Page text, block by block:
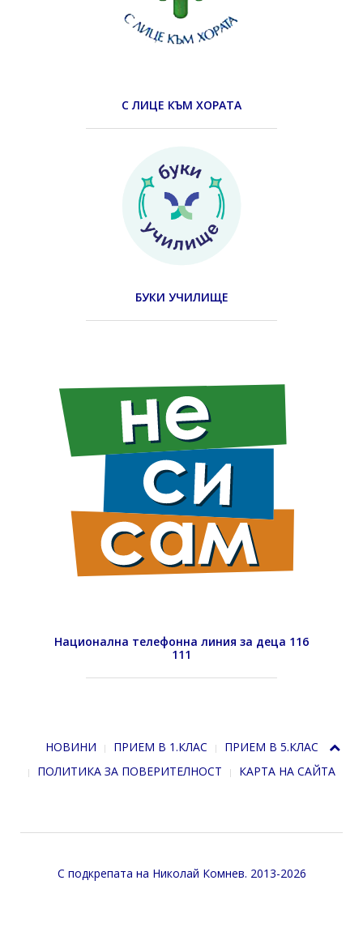
С ЛИЦЕ КЪМ ХОРАТА
БУКИ УЧИЛИЩЕ
Национална телефонна линия за деца 116
111
НОВИНИ ПРИЕМ В 1.КЛАС
ПРИЕМ В 5.КЛАС
ПОЛИТИКА ЗА ПОВЕРИТЕЛНОСТ
КАРТА НА САЙТА
С подкрепата на Николай Комнев. 2013-2026